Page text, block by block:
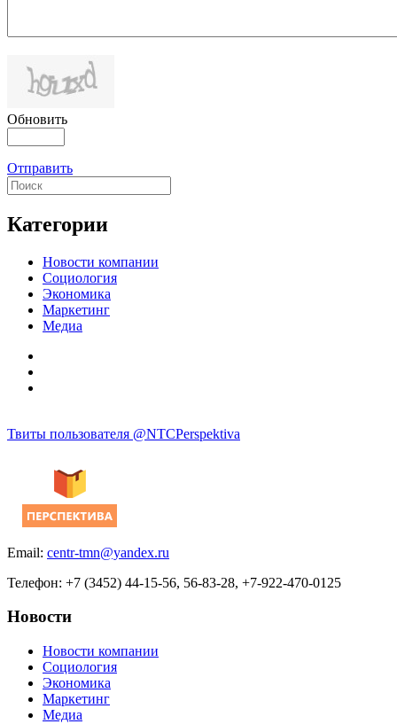
Обновить
Отправить
Категории
Новости компании
Социология
Экономика
Маркетинг
Медиа
Твиты пользователя @NTCPerspektiva
Email: centr-tmn@yandex.ru
Телефон: +7 (3452) 44-15-56, 56-83-28, +7-922-470-0125
Новости
Новости компании
Социология
Экономика
Маркетинг
Медиа